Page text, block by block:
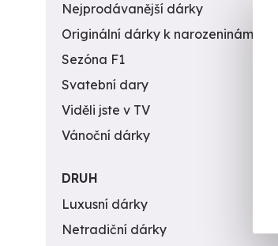
Nejprodávanější dárky
Originální dárky k narozeninám
Sezóna F1
Svatební dary
Viděli jste v TV
Vánoční dárky
DRUH
Luxusní dárky
Netradiční dárky